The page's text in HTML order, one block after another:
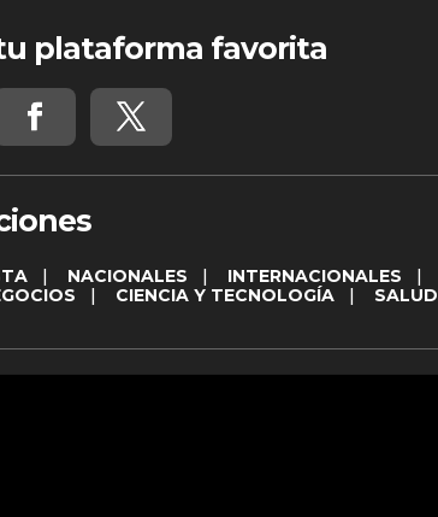
plataforma favorita
| NACIONALES INTERNACIONALES
CIENCIA Y TECNOLOGÍA| SALUD